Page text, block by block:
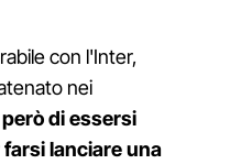
con l'Inter,
nei
di essersi
lanciare una